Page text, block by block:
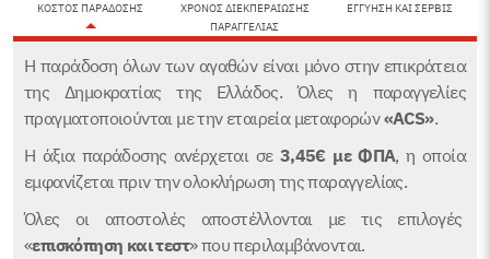
ΚΟΣΤΟΣ ΠΑΡΑΔΟΣΗΣ
ΧΡΟΝΟΣ ΔΙΕΚΠΕΡΑΙΩΣΗΣ
ΠΑΡΑΓΓΕΛΙΑΣ
ΕΓΓΥΗΣΗ ΚΑΙ ΣΕΡΒΙΣ
Η παράδοση όλων των αγαθών είναι μόνο στην επικράτεια
της Δημοκρατίας της Ελλάδος. Όλες η παραγγελίες
πραγματοποιούνται με την εταιρεία μεταφορών«ACS».
Η άξια παράδοσης ανέρχεται σε 3,45€ με ΦΠΑ, η οποία
εμφανίζεται πριν την ολοκλήρωση της παραγγελίας.
Όλες οι αποστολές αποστέλλονται με τις επιλογές
«επισκόπηση και τεστ» που περιλαμβάνονται.